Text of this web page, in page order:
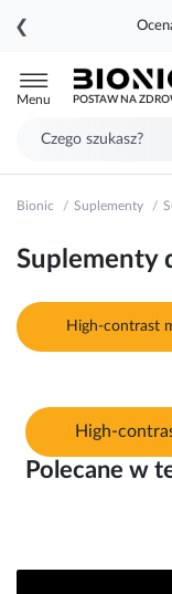
❮
do
treści
Menu POSTAW NA
Bionic Suplementy
Suplementy
High-contrast
High-
Polecane w